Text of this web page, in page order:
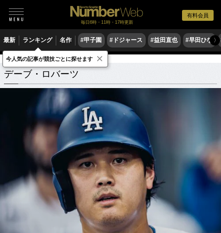
有料会員
毎日6時・11時・17時更新
最新 ランキング 名作 #甲子園 #ドジャース #益田直也 #早田ひな 〉
デーブ・ロバーツ 関連記事
デーブ・ロバーツ
今人気の記事が競技ごとに探せます ×